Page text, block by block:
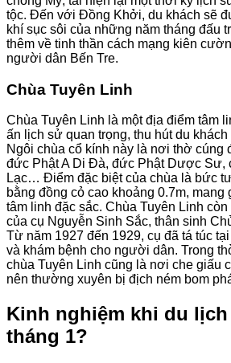
tộc. Đến với Đồng Khởi, du khách sẽ
khí sục sôi của những năm tháng đấu
thêm về tinh thần cách mạng kiên
người dân Bến Tre.
Chùa Tuyên Linh
Chùa Tuyên Linh là một địa điểm tâm
ấn lịch sử quan trọng, thu hút du
Ngôi chùa cổ kính này là nơi thờ cúng
đức Phật A Di Đà, đức Phật Dược Sư,
Lạc… Điểm đặc biệt của chùa là bức
bằng đồng cỏ cao khoảng 0.7m, mang
tâm linh đặc sắc. Chùa Tuyên Linh
của cụ Nguyễn Sinh Sắc, thân sinh
Từ năm 1927 đến 1929, cụ đã tá túc
và khám bệnh cho người dân. Trong
chùa Tuyên Linh cũng là nơi che giấu
nên thường xuyên bị địch ném bom
Kinh nghiệm khi du lịch
tháng 1?